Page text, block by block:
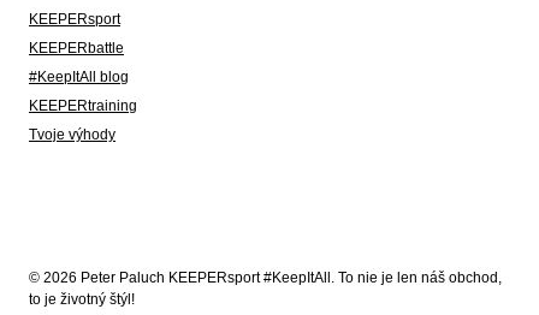
KEEPERsport
KEEPERbattle
#KeepItAll blog
KEEPERtraining
Tvoje výhody
© 2026 Peter Paluch KEEPERsport #KeepItAll. To nie je len náš obchod,
to je životný štýl!